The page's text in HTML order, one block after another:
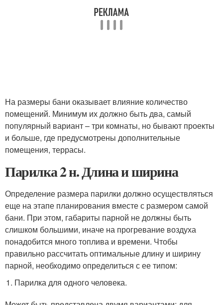
На размеры бани оказывает влияние количество
помещений. Минимум их должно быть два, самый
популярный вариант – три комнаты, но бывают проекты
и больше, где предусмотрены дополнительные
помещения, террасы.
Парилка 2 н. Длина и ширина
Определение размера парилки должно осуществляться
еще на этапе планирования вместе с размером самой
бани. При этом, габариты парной не должны быть
слишком большими, иначе на прогревание воздуха
понадобится много топлива и времени. Чтобы
правильно рассчитать оптимальные длину и ширину
парной, необходимо определиться с ее типом:
Парилка для одного человека.